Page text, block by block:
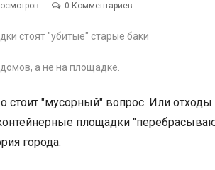
0 Комментариев
а не на площадке.
стоит "мусорный" вопрос. Или отходы
площадки
города.